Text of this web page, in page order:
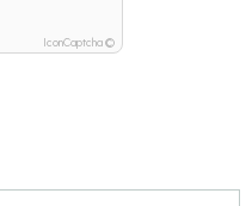
IconCaptcha ©